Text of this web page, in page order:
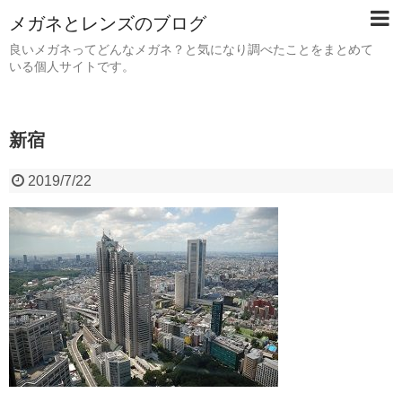
メガネとレンズのブログ
良いメガネってどんなメガネ？と気になり調べたことをまとめて
いる個人サイトです。
新宿
2019/7/22